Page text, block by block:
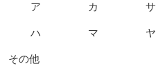
ア カ サ
ハ マ ヤ
その他